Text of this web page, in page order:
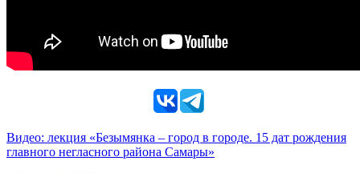
Видео: лекция «Безымянка – город в городе. 15 дат рождения
главного негласного района Самары»